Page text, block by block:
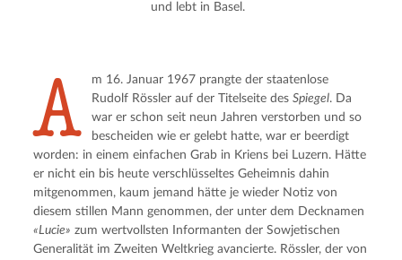
und lebt in Basel.
A
m 16. Januar 1967 prangte der staatenlose
Rudolf Rössler auf der Titelseite des Spiegel. Da
war er schon seit neun Jahren verstorben und so
bescheiden wie er gelebt hatte, war er beerdigt
worden: in einem einfachen Grab in Kriens bei Luzern. Hätte
er nicht ein bis heute verschlüsseltes Geheimnis dahin
mitgenommen, kaum jemand hätte je wieder Notiz von
«Lucie» zum wertvollsten Informanten der Sowjetischen
Generalität im Zweiten Weltkrieg avancierte. Rössler, der von